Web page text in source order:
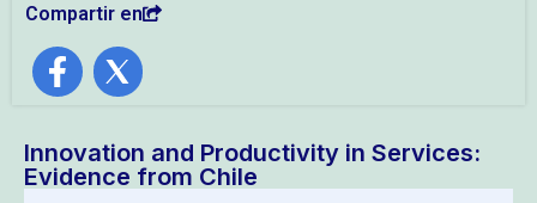
Compartir en
Innovation and Productivity in Services:
Evidence from Chile